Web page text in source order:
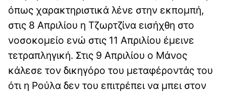
όπως χαρακτηριστικά λένε στην εκπομπή,
στις 8 Απριλίου η Τζωρτζίνα εισήχθη στο
νοσοκομείο ενώ στις 11 Απριλίου έμεινε
τετραπληγική. Στις 9 Απριλίου ο Μάνος
κάλεσε τον δικηγόρο του μεταφέροντάς του
ότι η Ρούλα δεν του επιτρέπει να μπει στον